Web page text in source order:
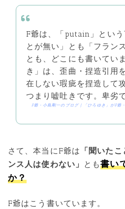
F爺は、「putain」とい
とが無い」とも「フラン
とも、どこにも書いてい
き」は、歪曲・捏造引用
在しない瑕疵を捏造して
つまり嘘吐きです。卑劣で
F爺・小島剛一のブログ | 「ひろゆき」がF爺
さて、本当にF爺は 「聞いたこ
ンス人は使わない」
とも書い
か？
F爺はこう書いています。